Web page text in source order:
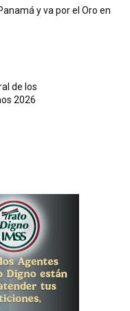
y va por el Oro en
de los
2026